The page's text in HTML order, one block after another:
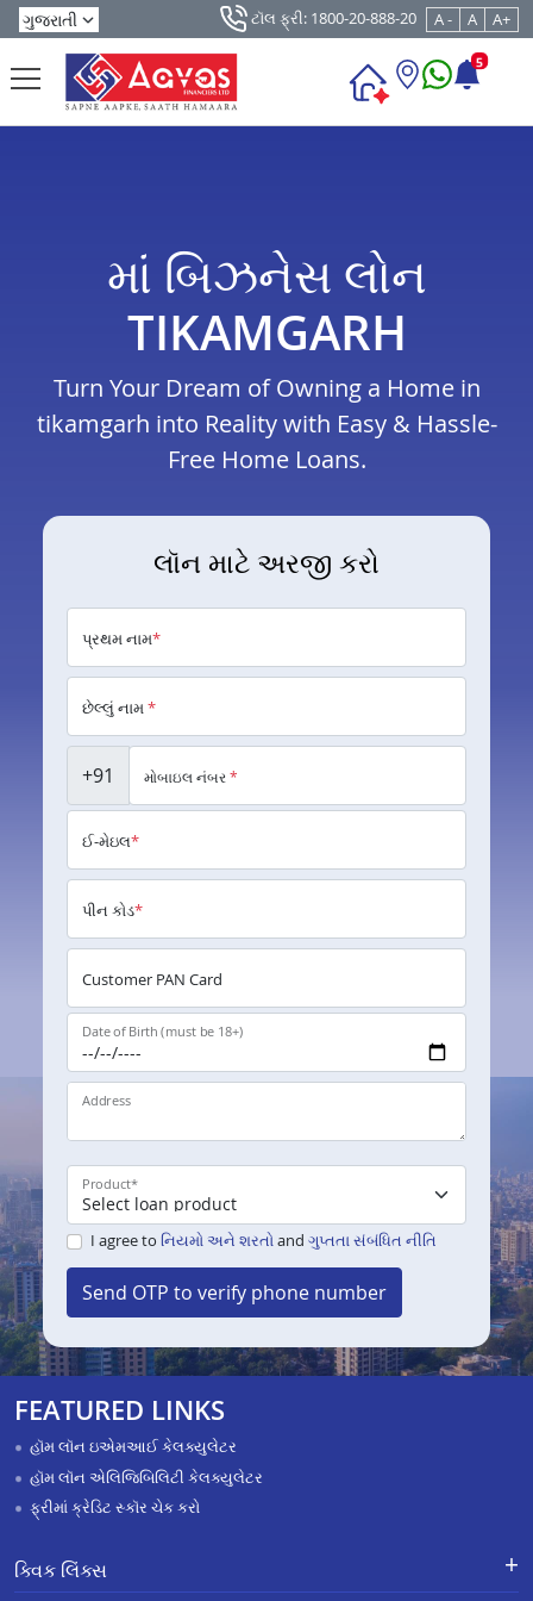
ટૉલ ફ્રી: 1800-20-888-20 A - A A+
5
માં બિઝનેસ લોન
TIKAMGARH
Turn Your Dream of Owning a Home in
tikamgarh into Reality with Easy & Hassle-
Free Home Loans.
લૉન માટે અરજી કરો
પ્રથમ નામ*
છેલ્લું નામ*
+91 મોબાઇલ નંબર*
ઈ-મેઇલ*
પીન કોડ*
Customer PAN Card
Date of Birth (must be 18+)
Address
Product*
I agree to નિયમો અને શરતોand ગુપ્તતા સંબંધિત નીતિ
Send OTP to verify phone number
FEATURED LINKS
હૉમ લૉન ઇએમઆઈ કેલક્યુલેટર
હૉમ લૉન એલિજિબિલિટી કેલક્યુલેટર
ફ્રીમાં ક્રેડિટ સ્કૉર ચેક કરો
ક્વિક લિંક્સ